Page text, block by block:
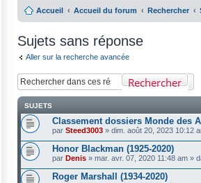
Accueil Accueil du forum Rechercher
Sujets sans réponse
Aller sur la recherche avancée
Rechercher
SUJETS
Classement dossiers Monde des
par Steed3003 » dim. août 20, 2023 10:12
Honor Blackman (1925-2020)
par Denis » mar. avr. 07, 2020 11:48 am »
Roger Marshall (1934-2020)